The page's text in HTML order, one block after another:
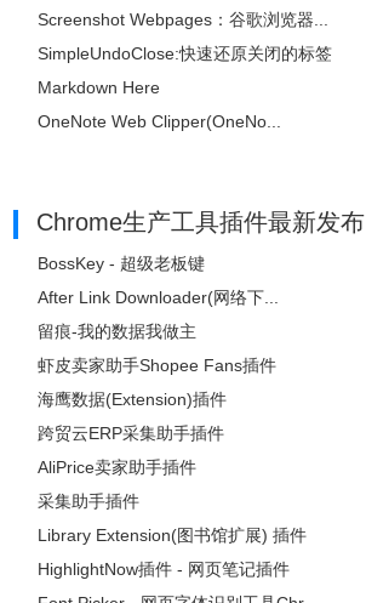
Screenshot Webpages：谷歌浏览器...
SimpleUndoClose:快速还原关闭的标签
Markdown Here
OneNote Web Clipper(OneNo...
Chrome生产工具插件最新发布
BossKey - 超级老板键
After Link Downloader(网络下...
留痕-我的数据我做主
虾皮卖家助手Shopee Fans插件
海鹰数据(Extension)插件
跨贸云ERP采集助手插件
AliPrice卖家助手插件
采集助手插件
Library Extension(图书馆扩展) 插件
HighlightNow插件 - 网页笔记插件